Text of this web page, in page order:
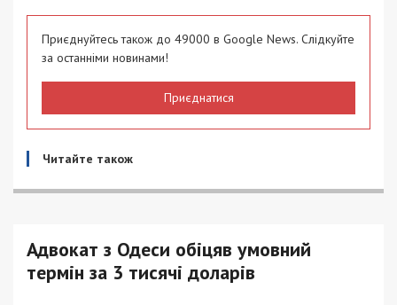
Приєднуйтесь також до 49000 в Google News. Слідкуйте
за останніми новинами!
Приєднатися
Читайте також
Адвокат з Одеси обіцяв умовний
термін за 3 тисячі доларів